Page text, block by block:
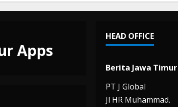
Apps
HEAD OFFICE
Berita Jawa Timur
PT J Global
Jl HR Muhammad.